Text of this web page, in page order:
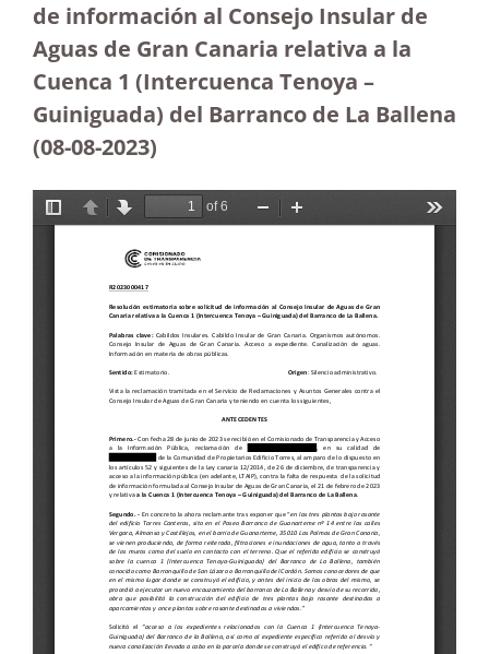
de información al Consejo Insular de
Aguas de Gran Canaria relativa a la
Cuenca 1 (Intercuenca Tenoya –
Guiniguada) del Barranco de La Ballena
(08-08-2023)